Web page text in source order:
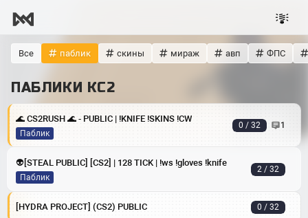
Все паблик скины мираж авп ФПС
ПАБЛИКИ КС2
🌊 CS2RUSH 🌊 - PUBLIC | !KNIFE !SKINS !CW
Паблик
0 / 32 1
👽[STEAL PUBLIC] [CS2] | 128 TICK | !ws !gloves !knife
Паблик
2 / 32
[HYDRA PROJECT] (CS2) PUBLIC 0 / 32